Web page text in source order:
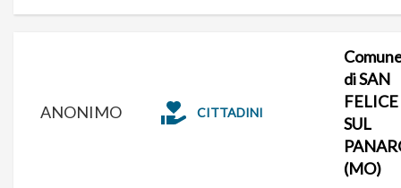
ANONIMO CITTADINI
di SAN
FELICE
SUL
(MO)